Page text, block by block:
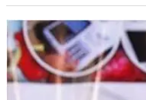
Viena, Israel ha
estadounidense…